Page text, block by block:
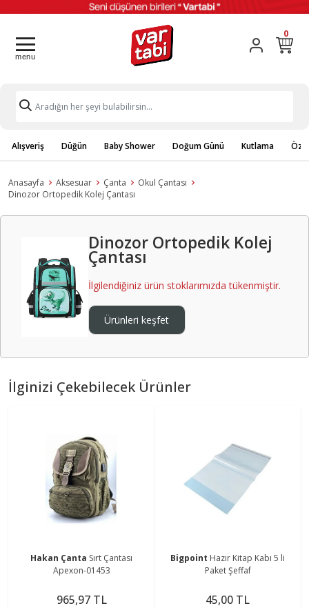
0
Alışveriş Düğün Baby Shower Doğum Günü Kutlama
Anasayfa Aksesuar Çanta
Okul Çantası
Dinozor Ortopedik Kolej Çantası
Dinozor Ortopedik Kolej
Çantası
İlgilendiğiniz ürün stoklarımızda tükenmiştir.
Ürünleri keşfet
İlginizi Çekebilecek Ürünler
Hakan Çanta Sırt Çantası
Apexon-01453
965,97 TL
Bigpoint Hazır Kitap Kabı 5 li
Paket Şeffaf
45,00 TL